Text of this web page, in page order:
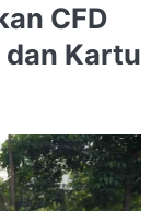
CFD
Kartu